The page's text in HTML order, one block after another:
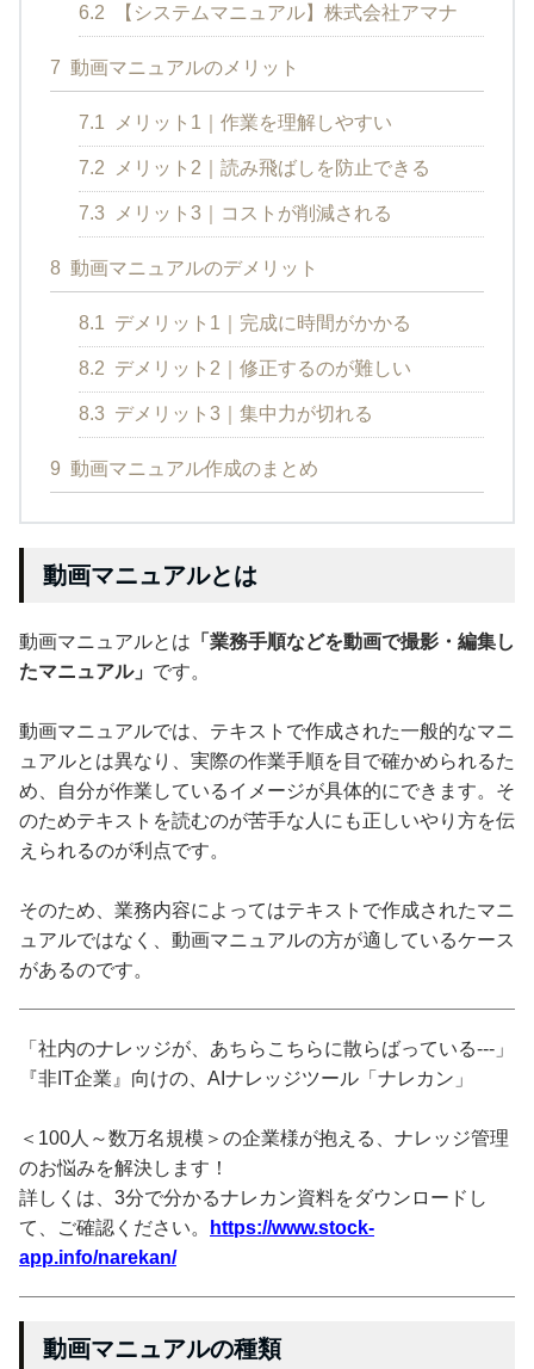
6.2 【システムマニュアル】株式会社アマナ
7 動画マニュアルのメリット
7.1 メリット1｜作業を理解しやすい
7.2 メリット2｜読み飛ばしを防止できる
7.3 メリット3｜コストが削減される
8 動画マニュアルのデメリット
8.1 デメリット1｜完成に時間がかかる
8.2 デメリット2｜修正するのが難しい
8.3 デメリット3｜集中力が切れる
9 動画マニュアル作成のまとめ
動画マニュアルとは
動画マニュアルとは 「業務手順などを動画で撮影・編集し
たマニュアル」 です。
動画マニュアルでは、テキストで作成された一般的なマニ
ュアルとは異なり、実際の作業手順を目で確かめられるた
め、自分が作業しているイメージが具体的にできます。そ
のためテキストを読むのが苦手な人にも正しいやり方を伝
えられるのが利点です。
そのため、業務内容によってはテキストで作成されたマニ
ュアルではなく、動画マニュアルの方が適しているケース
があるのです。
「社内のナレッジが、あちらこちらに散らばっている---」
『非IT企業』向けの、AIナレッジツール「ナレカン」
＜100人～数万名規模＞の企業様が抱える、ナレッジ管理
のお悩みを解決します！
詳しくは、3分で分かるナレカン資料をダウンロードし
て、ご確認ください。
https://www.stock-
app.info/narekan/
動画マニュアルの種類